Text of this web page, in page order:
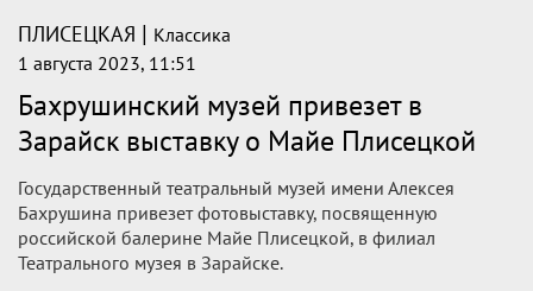
ПЛИСЕЦКАЯ | Классика
1 августа 2023, 11:51
Бахрушинский музей привезет в
Зарайск выставку о Майе Плисецкой
Государственный театральный музей имени Алексея
Бахрушина привезет фотовыставку, посвященную
российской балерине Майе Плисецкой, в филиал
Театрального музея в Зарайске.